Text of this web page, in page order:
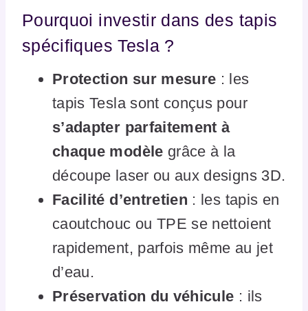
Pourquoi investir dans des tapis
spécifiques Tesla ?
Protection sur mesure : les
tapis Tesla sont conçus pour
s’adapter parfaitement à
chaque modèle grâce à la
découpe laser ou aux designs 3D.
Facilité d’entretien : les tapis en
caoutchouc ou TPE se nettoient
rapidement, parfois même au jet
d’eau.
Préservation du véhicule : ils